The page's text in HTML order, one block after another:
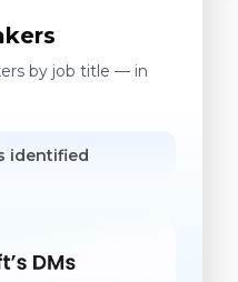
by job title — in
identified